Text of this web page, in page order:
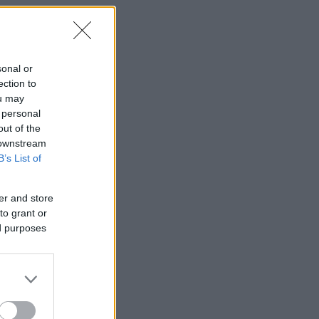
or
to
may
of the
List of
and store
grant or
purposes